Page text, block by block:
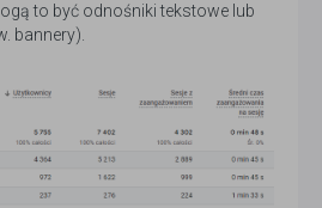
to być odnośniki tekstowe lub
bannery).